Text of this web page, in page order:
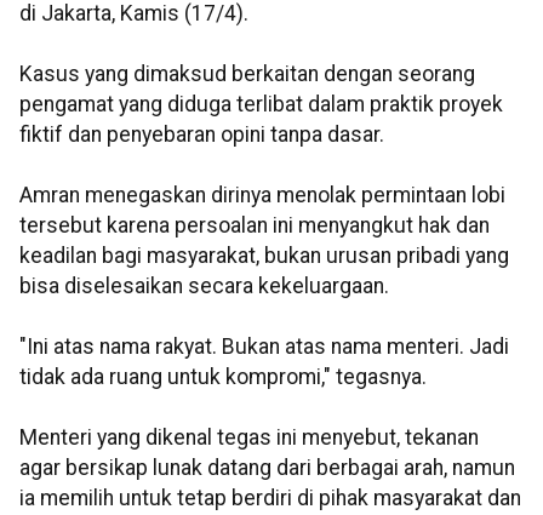
di Jakarta, Kamis (17/4).
Kasus yang dimaksud berkaitan dengan seorang
pengamat yang diduga terlibat dalam praktik proyek
fiktif dan penyebaran opini tanpa dasar.
Amran menegaskan dirinya menolak permintaan lobi
tersebut karena persoalan ini menyangkut hak dan
keadilan bagi masyarakat, bukan urusan pribadi yang
bisa diselesaikan secara kekeluargaan.
"Ini atas nama rakyat. Bukan atas nama menteri. Jadi
tidak ada ruang untuk kompromi," tegasnya.
Menteri yang dikenal tegas ini menyebut, tekanan
agar bersikap lunak datang dari berbagai arah, namun
ia memilih untuk tetap berdiri di pihak masyarakat dan